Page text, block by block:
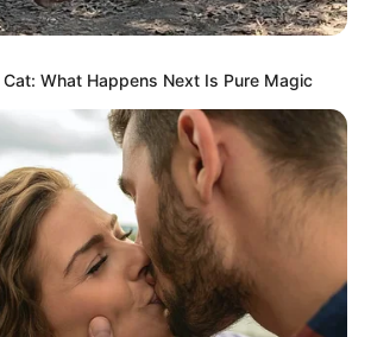
tout est question de circonstances et de
une lecture attentive de ses
de nuancer fortement son profil.
CONTI (4)revient de Pau en bon état
une course jugée correcte par son
ses deux tentatives précédentes à
en grande partie ses échecs. D’une part,
en tête à un rythme trop soutenu, ce
empêché de finir. D’autre part, lors de
son jockey l’a placé au cœur du peloton,
qu’il exècre totalement.
What Happens Next Is Pure Magic